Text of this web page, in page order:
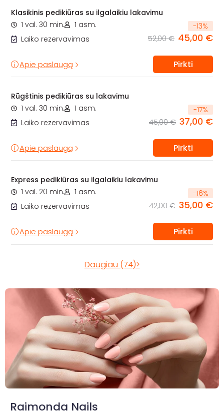
Klasikinis pedikiūras su ilgalaikiu lakavimu
1 val. 30 min.
1 asm.
Laiko rezervavimas
-13%
52,00 € 45,00 €
Apie paslaugą Pirkti
Rūgštinis pedikiūras su lakavimu
1 val. 30 min.
1 asm.
Laiko rezervavimas
-17%
45,00 € 37,00 €
Apie paslaugą Pirkti
Express pedikiūras su ilgalaikiu lakavimu
1 val. 20 min.
1 asm.
Laiko rezervavimas
-16%
42,00 € 35,00 €
Apie paslaugą Pirkti
Daugiau (74)>
Raimonda Nails